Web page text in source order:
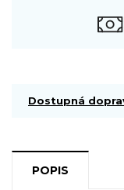
Dostupná
POPIS